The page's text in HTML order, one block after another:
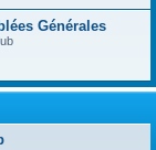
Générales